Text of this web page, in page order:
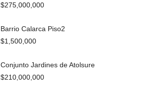
$275,000,000
Barrio Calarca Piso2
$1,500,000
Conjunto Jardines de Atolsure
$210,000,000